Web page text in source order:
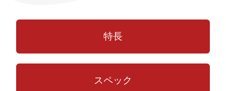
特長
スペック